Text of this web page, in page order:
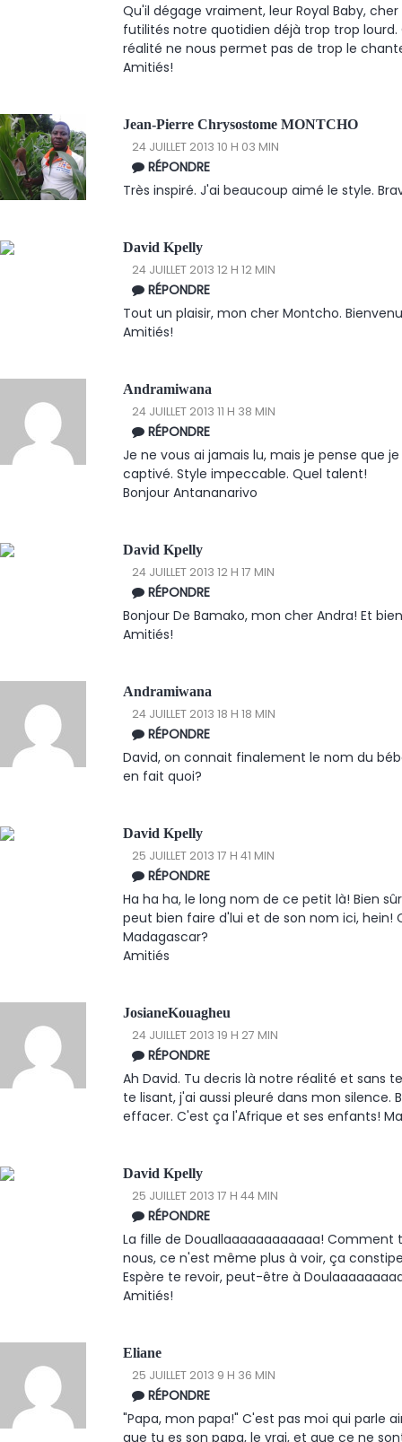
Qu'il dégage vraiment, leur Royal Baby,
futilités notre quotidien déjà trop trop lourd.
réalité ne nous permet pas de trop le
Amitiés!
Jean-Pierre Chrysostome MONTCHO
24 JUILLET 2013 10 H 03 MIN
RÉPONDRE
Très inspiré. J'ai beaucoup aimé le style.
David Kpelly
24 JUILLET 2013 12 H 12 MIN
RÉPONDRE
Tout un plaisir, mon cher Montcho.
Amitiés!
Andramiwana
24 JUILLET 2013 11 H 38 MIN
RÉPONDRE
Je ne vous ai jamais lu, mais je pense que
captivé. Style impeccable. Quel talent!
Bonjour Antananarivo
David Kpelly
24 JUILLET 2013 12 H 17 MIN
RÉPONDRE
Bonjour De Bamako, mon cher Andra! Et
Amitiés!
Andramiwana
24 JUILLET 2013 18 H 18 MIN
RÉPONDRE
David, on connait finalement le nom du
en fait quoi?
David Kpelly
25 JUILLET 2013 17 H 41 MIN
RÉPONDRE
Ha ha ha, le long nom de ce petit là! Bien
peut bien faire d'lui et de son nom ici, hein!
Madagascar?
Amitiés
JosianeKouagheu
24 JUILLET 2013 19 H 27 MIN
RÉPONDRE
Ah David. Tu decris là notre réalité et sans
te lisant, j'ai aussi pleuré dans mon silence.
effacer. C'est ça l'Afrique et ses enfants!
David Kpelly
25 JUILLET 2013 17 H 44 MIN
RÉPONDRE
La fille de Douallaaaaaaaaaaaa!
nous, ce n'est même plus à voir, ça
Espère te revoir, peut-être à
Amitiés!
Eliane
25 JUILLET 2013 9 H 36 MIN
RÉPONDRE
"Papa, mon papa!" C'est pas moi qui parle
que tu es son papa, le vrai, et que ce ne